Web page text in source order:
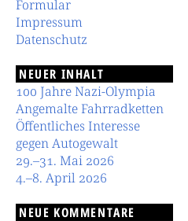
Formular
Impressum
Datenschutz
NEUER INHALT
100 Jahre Nazi-Olympia
Angemalte Fahrradketten
Öffentliches Interesse
gegen Autogewalt
29.–31. Mai 2026
4.–8. April 2026
NEUE KOMMENTARE